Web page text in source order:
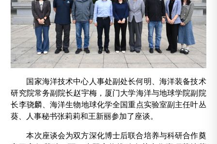
国家海洋技术中心人事处副处长何明、海洋装备技术
研究院常务副院长赵宇梅，厦门大学海洋与地球学院副院
长李骁麟、海洋生物地球化学全国重点实验室副主任叶丛
葵、人事秘书张莉莉和王新丽参加了座谈。
本次座谈会为双方深化博士后联合培养与科研合作奠